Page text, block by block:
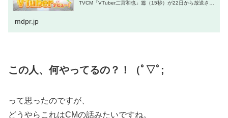
TVCM「VTuber二宮和也」篇（15秒）が22日から放送され
mdpr.jp
この人、何やってるの？！（ﾟ▽ﾟ;
って思ったのですが、
どうやらこれはCMの話みたいですね。